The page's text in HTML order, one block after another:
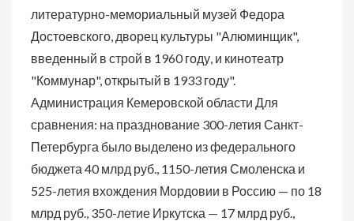
литературно-мемориальный музей Федора
Достоевского, дворец культуры "Алюминщик",
введенный в строй в 1960 году, и кинотеатр
"Коммунар", открытый в 1933 году".
Администрация Кемеровской области Для
сравнения: на празднование 300-летия Санкт-
Петербурга было выделено из федерального
бюджета 40 млрд руб., 1150-летия Смоленска и
525-летия вхождения Мордовии в Россию — по 18
млрд руб., 350-летие Иркутска — 17 млрд руб.,